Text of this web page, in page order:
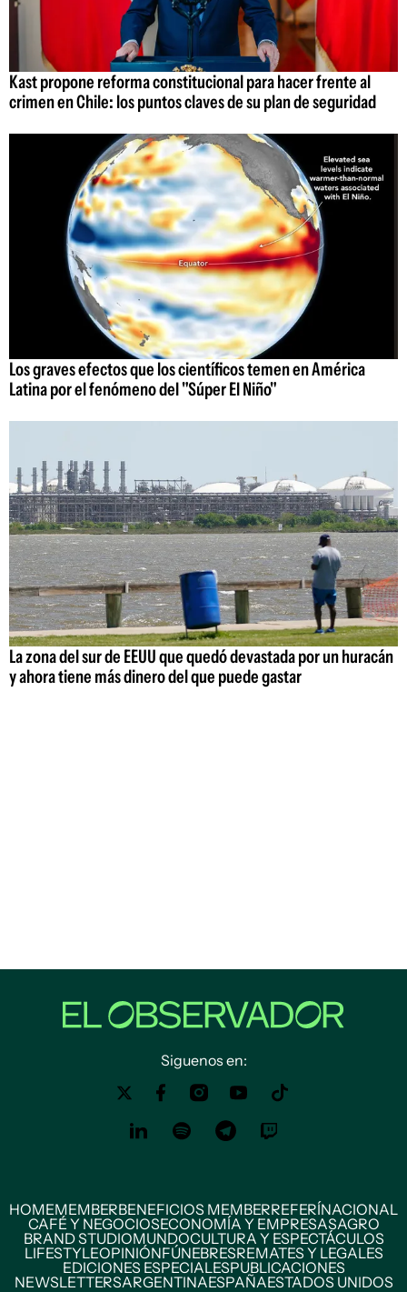
Kast propone reforma constitucional para hacer frente al
crimen en Chile: los puntos claves de su plan de seguridad
Los graves efectos que los científicos temen en América
Latina por el fenómeno del "Súper El Niño"
La zona del sur de EEUU que quedó devastada por un huracán
y ahora tiene más dinero del que puede gastar
Siguenos en:
HOMEMEMBERBENEFICIOS MEMBERREFERÍNACIONAL
CAFÉ Y NEGOCIOSECONOMÍA Y EMPRESASAGRO
BRAND STUDIOMUNDOCULTURA Y ESPECTÁCULOS
LIFESTYLEOPINIÓNFÚNEBRESREMATES Y LEGALES
EDICIONES ESPECIALESPUBLICACIONES
NEWSLETTERSARGENTINAESPAÑAESTADOS UNIDOS